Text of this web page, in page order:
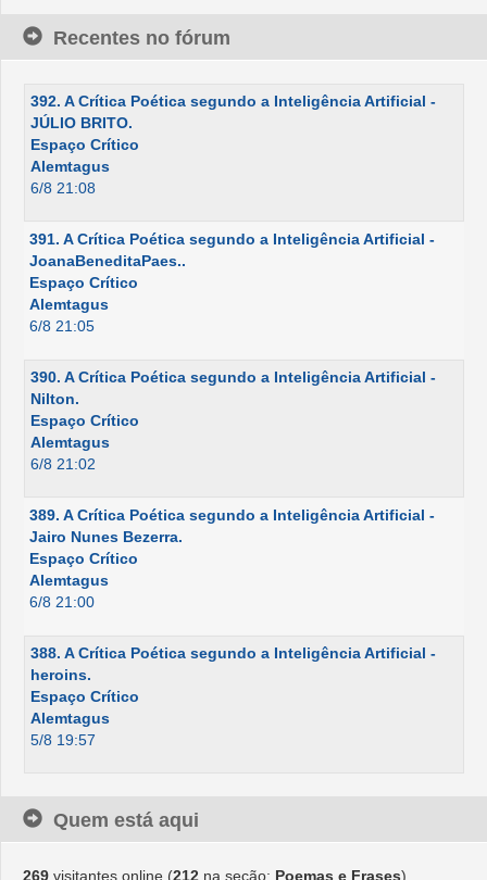
Recentes no fórum
392. A Crítica Poética segundo a Inteligência Artificial -
JÚLIO BRITO.
Espaço Crítico
Alemtagus
6/8 21:08
391. A Crítica Poética segundo a Inteligência Artificial -
JoanaBeneditaPaes..
Espaço Crítico
Alemtagus
6/8 21:05
390. A Crítica Poética segundo a Inteligência Artificial -
Nilton.
Espaço Crítico
Alemtagus
6/8 21:02
389. A Crítica Poética segundo a Inteligência Artificial -
Jairo Nunes Bezerra.
Espaço Crítico
Alemtagus
6/8 21:00
388. A Crítica Poética segundo a Inteligência Artificial -
heroins.
Espaço Crítico
Alemtagus
5/8 19:57
Quem está aqui
269 visitantes online (212 na seção: Poemas e Frases)